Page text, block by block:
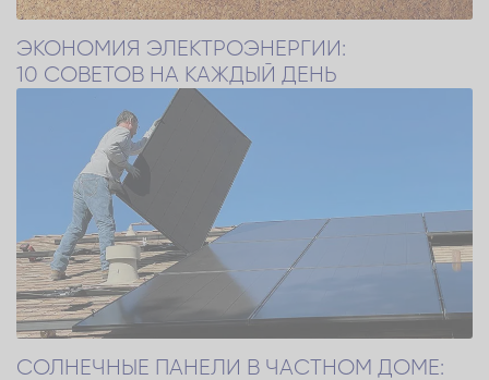
ЭКОНОМИЯ ЭЛЕКТРОЭНЕРГИИ:
10 СОВЕТОВ НА КАЖДЫЙ ДЕНЬ
СОЛНЕЧНЫЕ ПАНЕЛИ В ЧАСТНОМ ДОМЕ: